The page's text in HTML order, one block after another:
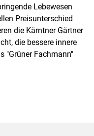
Lebewesen
Preisunterschied
die Kärntner Gärtner
die bessere innere
"Grüner Fachmann"